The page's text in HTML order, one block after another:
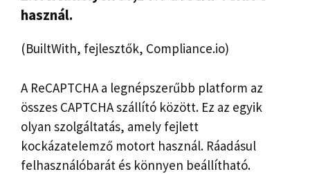
használ.
(BuiltWith, fejlesztők, Compliance.io)
A ReCAPTCHA a legnépszerűbb platform az
összes CAPTCHA szállító között. Ez az egyik
olyan szolgáltatás, amely fejlett
kockázatelemző motort használ. Ráadásul
felhasználóbarát és könnyen beállítható.